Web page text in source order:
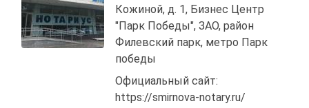
Кожиной, д. 1, Бизнес Центр
"Парк Победы", ЗАО, район
Филевский парк, метро Парк
победы
Официальный сайт:
https://smirnova-notary.ru/